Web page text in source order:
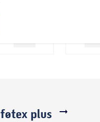
føtex plus